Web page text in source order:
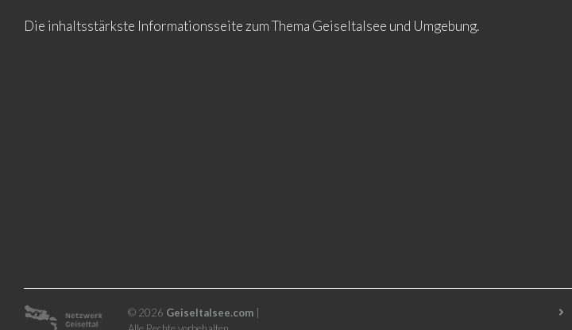
Die inhaltsstärkste Informationsseite zum Thema Geiseltalsee und Umgebung.
© 2026 Geiseltalsee.com |